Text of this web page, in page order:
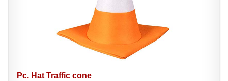
Pc. Hat Traffic cone